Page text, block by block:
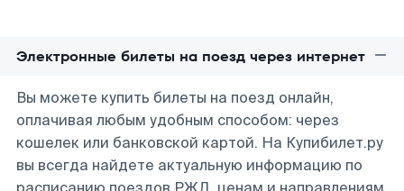
Электронные билеты на поезд через интернет
Вы можете купить билеты на поезд онлайн,
оплачивая любым удобным способом: через
кошелек или банковской картой. На Купибилет.ру
вы всегда найдете актуальную информацию по